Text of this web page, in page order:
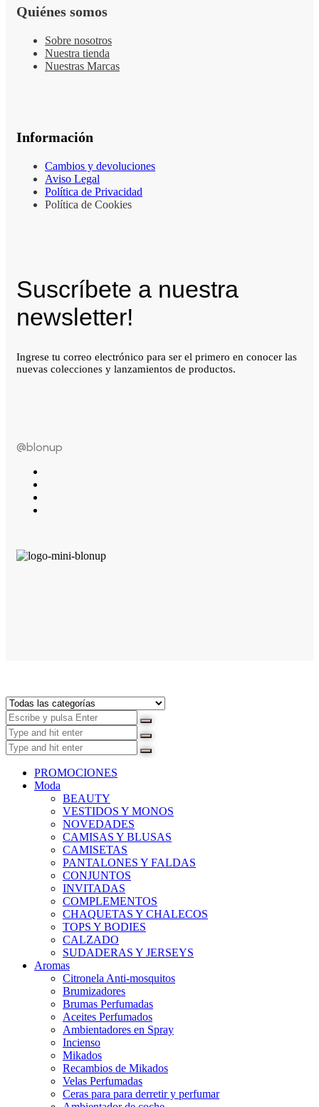
Quiénes somos
Sobre nosotros
Nuestra tienda
Nuestras Marcas
Información
Cambios y devoluciones
Aviso Legal
Política de Privacidad
Política de Cookies
Suscríbete a nuestra
newsletter!
Ingrese tu correo electrónico para ser el primero en conocer las
nuevas colecciones y lanzamientos de productos.
@blonup
PROMOCIONES
Moda
BEAUTY
VESTIDOS Y MONOS
NOVEDADES
CAMISAS Y BLUSAS
CAMISETAS
PANTALONES Y FALDAS
CONJUNTOS
INVITADAS
COMPLEMENTOS
CHAQUETAS Y CHALECOS
TOPS Y BODIES
CALZADO
SUDADERAS Y JERSEYS
Aromas
Citronela Anti-mosquitos
Brumizadores
Brumas Perfumadas
Aceites Perfumados
Ambientadores en Spray
Incienso
Mikados
Recambios de Mikados
Velas Perfumadas
Ceras para para derretir y perfumar